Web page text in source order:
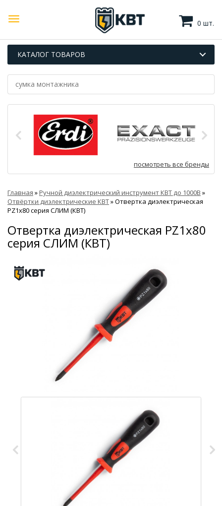
0 шт.
КАТАЛОГ ТОВАРОВ
посмотреть все бренды
Главная »Ручной диэлектрический инструмент КВТ до 1000В »
Отвёртки диэлектрические КВТ»Отвертка диэлектрическая
PZ1x80 серия СЛИМ (КВТ)
Отвертка диэлектрическая PZ1x80
серия СЛИМ (КВТ)